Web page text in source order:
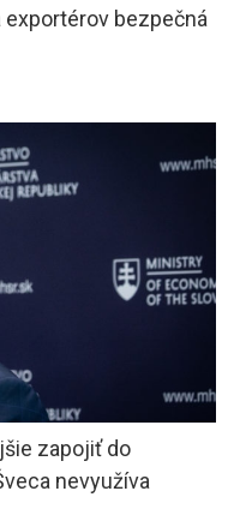
bezpečná
zapojiť do
nevyužíva